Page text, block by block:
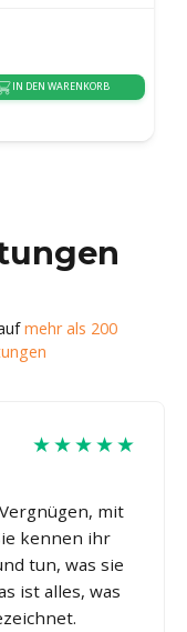
IN DEN WARENKORB
mehr als 200
★★★★★
mit
kennen ihr
tun, was sie
ist alles, was